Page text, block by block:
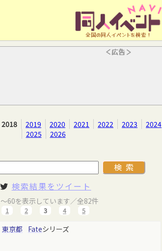
全国の同人イベントを検索！
＜広告＞
2018 2019 2020 2021 2022 2023
2024
2025
2026
検索結果をツイート
60を表示しています／全82件
1 2 3 4 5
東京都 Fateシリーズ